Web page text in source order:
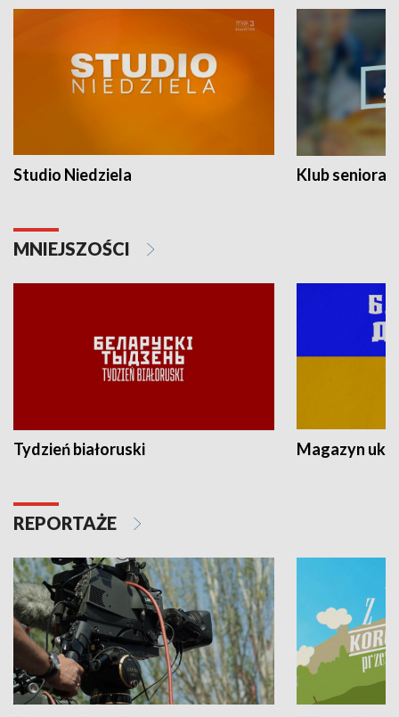
Studio Niedziela Klub seniora
MNIEJSZOŚCI
Tydzień białoruski Magazyn
REPORTAŻE